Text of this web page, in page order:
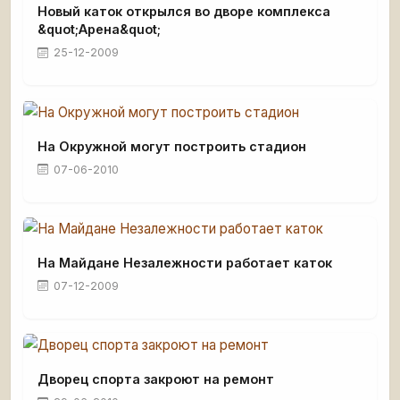
Новый каток открылся во дворе комплекса
&quot;Арена&quot;
25-12-2009
На Окружной могут построить стадион
07-06-2010
На Майдане Незалежности работает каток
07-12-2009
Дворец спорта закроют на ремонт